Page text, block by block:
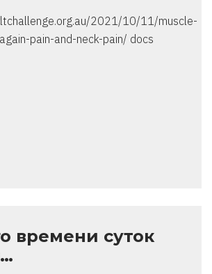
2021/10/11/muscle-
pain-and-neck-pain/ docs
времени суток